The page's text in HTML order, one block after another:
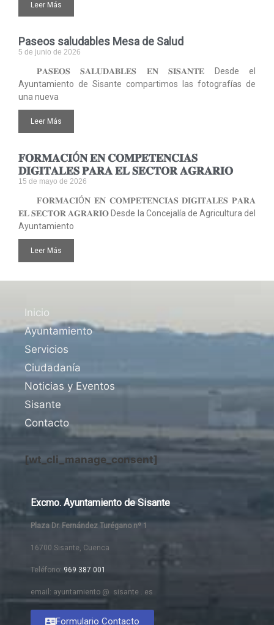
Leer Más
Paseos saludables Mesa de Salud
5 de junio de 2026
𝐏𝐀𝐒𝐄𝐎𝐒 𝐒𝐀𝐋𝐔𝐃𝐀𝐁𝐋𝐄𝐒 𝐄𝐍 𝐒𝐈𝐒𝐀𝐍𝐓𝐄 Desde el
Ayuntamiento de Sisante compartimos las fotografías de
una nueva
Leer Más
𝐅𝐎𝐑𝐌𝐀𝐂𝐈Ó𝐍 𝐄𝐍 𝐂𝐎𝐌𝐏𝐄𝐓𝐄𝐍𝐂𝐈𝐀𝐒
𝐃𝐈𝐆𝐈𝐓𝐀𝐋𝐄𝐒 𝐏𝐀𝐑𝐀 𝐄𝐋 𝐒𝐄𝐂𝐓𝐎𝐑 𝐀𝐆𝐑𝐀𝐑𝐈𝐎
15 de mayo de 2026
𝐅𝐎𝐑𝐌𝐀𝐂𝐈Ó𝐍 𝐄𝐍 𝐂𝐎𝐌𝐏𝐄𝐓𝐄𝐍𝐂𝐈𝐀𝐒 𝐃𝐈𝐆𝐈𝐓𝐀𝐋𝐄𝐒 𝐏𝐀𝐑𝐀
𝐄𝐋 𝐒𝐄𝐂𝐓𝐎𝐑 𝐀𝐆𝐑𝐀𝐑𝐈𝐎 Desde la Concejalía de Agricultura del
Ayuntamiento
Leer Más
Inicio
Ayuntamiento
Servicios
Ciudadanía
Noticias y Eventos
Sisante
Contacto
[wt_cli_manage_consent]
Excmo. Ayuntamiento de Sisante
Plaza Dr. Fernández Turégano nº 1
16700 Sisante, Cuenca
Teléfono: 969 387 001
email: ayuntamiento @ sisante . es
Formulario Contacto